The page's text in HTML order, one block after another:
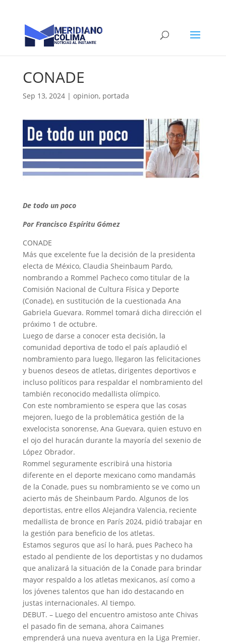
CONADE
Sep 13, 2024| opinion, portada
De todo un poco
Por Francisco Espíritu Gómez
CONADE
Más que excelente fue la decisión de la presidenta
electa de México, Claudia Sheinbaum Pardo,
nombrando a Rommel Pacheco como titular de la
Comisión Nacional de Cultura Física y Deporte
(Conade), en sustitución de la cuestionada Ana
Gabriela Guevara. Rommel tomará dicha dirección el
próximo 1 de octubre.
Luego de darse a conocer esta decisión, la
comunidad deportiva de todo el país aplaudió el
nombramiento para luego, llegaron las felicitaciones
y buenos deseos de atletas, dirigentes deportivos e
incluso políticos para respaldar el nombramiento del
también reconocido medallista olímpico.
Con este nombramiento se espera que las cosas
mejoren, luego de la problemática gestión de la
exvelocista sonorense, Ana Guevara, quien estuvo en
el ojo del huracán durante la mayoría del sexenio de
López Obrador.
Rommel seguramente escribirá una historia
diferente en el deporte mexicano como mandamás
de la Conade, pues su nombramiento se ve como un
acierto más de Sheinbaum Pardo. Algunos de los
deportistas, entre ellos Alejandra Valencia, reciente
medallista de bronce en París 2024, pidió trabajar en
la gestión para beneficio de los atletas.
Estamos seguros que así lo hará, pues Pacheco ha
estado al pendiente de los deportistas y no dudamos
que analizará la situación de la Conade para brindar
mayor respaldo a los atletas mexicanos, así como a
los jóvenes talentos que han ido destacando en
justas internacionales. Al tiempo.
DEBUT. – Luego del encuentro amistoso ante Chivas
el pasado fin de semana, ahora Caimanes
emprenderá una nueva aventura en la Liga Premier.